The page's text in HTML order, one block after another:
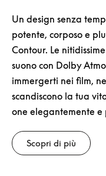
Un design senza
potente, corposo e
Contour. Le
suono con Dolby
immergerti nei film,
scandiscono la tua
one elegantemente
Scopri di più